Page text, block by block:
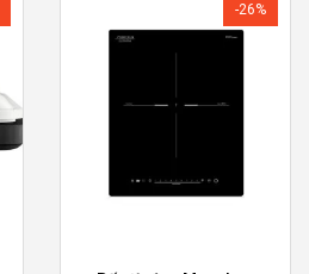
-26%